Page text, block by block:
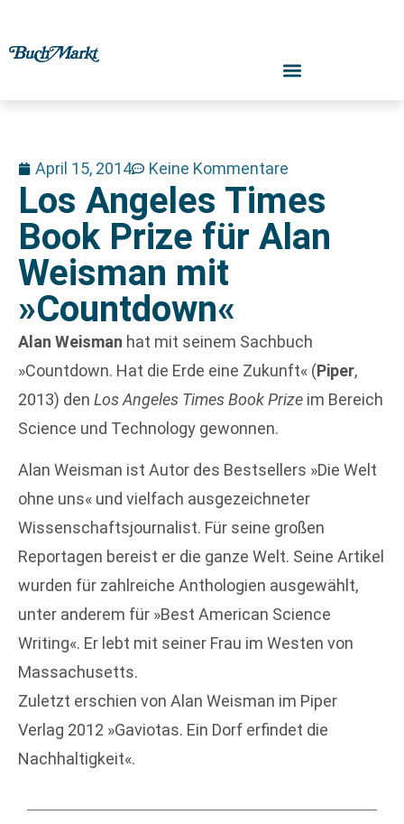
April 15, 2014 Keine Kommentare
Los Angeles Times
Book Prize für Alan
Weisman mit
»Countdown«
Alan Weisman hat mit seinem Sachbuch
»Countdown. Hat die Erde eine Zukunft« (Piper,
2013) den Los Angeles Times Book Prize im Bereich
Science und Technology gewonnen.
Alan Weisman ist Autor des Bestsellers »Die Welt
ohne uns« und vielfach ausgezeichneter
Wissenschaftsjournalist. Für seine großen
Reportagen bereist er die ganze Welt. Seine Artikel
wurden für zahlreiche Anthologien ausgewählt,
unter anderem für »Best American Science
Writing«. Er lebt mit seiner Frau im Westen von
Massachusetts.
Zuletzt erschien von Alan Weisman im Piper
Verlag 2012 »Gaviotas. Ein Dorf erfindet die
Nachhaltigkeit«.